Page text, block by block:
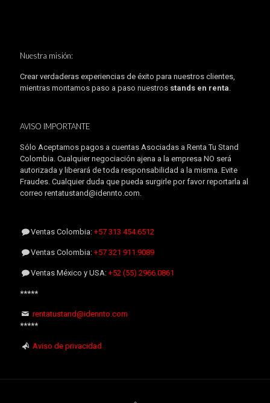
Nuestra misión:
Crear verdaderas experiencias de éxito para nuestros clientes,
mientras montamos paso a paso nuestros stands en renta.
AVISO IMPORTANTE
Sólo Aceptamos pagos a cuentas Asociadas a Renta Tu Stand
Colombia. Cualquier negociación ajena a la empresa NO será
autorizada y liberará de toda responsabilidad a la misma. Evite
Fraudes. Cualquier duda que pueda surgirle por favor reportarla al
correo rentatustand@idennto.com.
Ventas Colombia:+57 313 454.6512
Ventas Colombia:+57 321 911.9089
Ventas México y USA:+52 (55) 2966.0861
*****
rentatustand@idennto.com
*****
Aviso de privacidad